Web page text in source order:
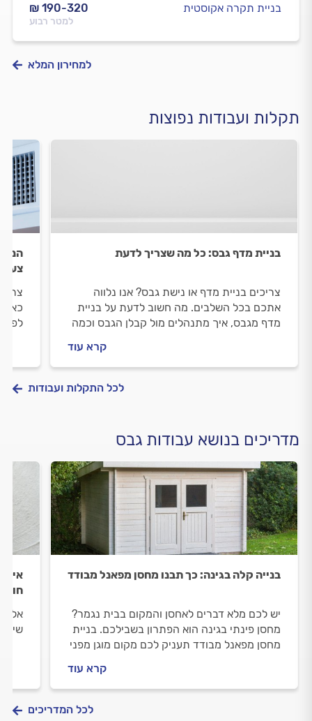
₪ 190-320
למטר רבוע
בניית תקרה אקוסטית
למחירון המלא
תקלות ועבודות נפוצות
בניית מדף גבס: כל מה שצריך לדעת
צריכים בניית מדף או נישת גבס? אנו נלווה
אתכם בכל השלבים. מה חשוב לדעת על בניית
מדף מגבס, איך מתנהלים מול קבלן הגבס וכמה
קרא עוד
צעד
כאן
לכל התקלות ועבודות
מדריכים בנושא עבודות גבס
בנייה קלה בגינה: כך תבנו מחסן מפאנל מבודד
יש לכם מלא דברים לאחסן והמקום בבית נגמר?
מחסן פינתי בגינה הוא הפתרון בשבילכם. בניית
מחסן מפאנל מבודד תעניק לכם מקום מוגן מפני
החפצים שלכם לאורך זמן. כל מה שחשוב לדעת,
במדריך הבא.
קרא עוד
איך
אל
לכל המדריכים